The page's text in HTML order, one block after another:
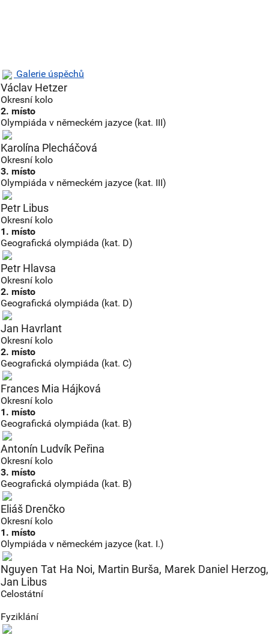
Galerie úspěchů
Václav Hetzer
Okresní kolo
2. místo
Olympiáda v německém jazyce (kat. III)
Karolína Plecháčová
Okresní kolo
3. místo
Olympiáda v německém jazyce (kat. III)
Petr Libus
Okresní kolo
1. místo
Geografická olympiáda (kat. D)
Petr Hlavsa
Okresní kolo
2. místo
Geografická olympiáda (kat. D)
Jan Havrlant
Okresní kolo
2. místo
Geografická olympiáda (kat. C)
Frances Mia Hájková
Okresní kolo
1. místo
Geografická olympiáda (kat. B)
Antonín Ludvík Peřina
Okresní kolo
3. místo
Geografická olympiáda (kat. B)
Eliáš Drenčko
Okresní kolo
1. místo
Olympiáda v německém jazyce (kat. I.)
Nguyen Tat Ha Noi, Martin Burša, Marek Daniel Herzog,
Jan Libus
Celostátní
Fyziklání